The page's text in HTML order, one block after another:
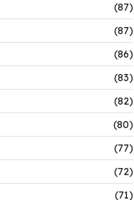
(87)
(87)
(86)
(83)
(82)
(80)
(77)
(72)
(71)